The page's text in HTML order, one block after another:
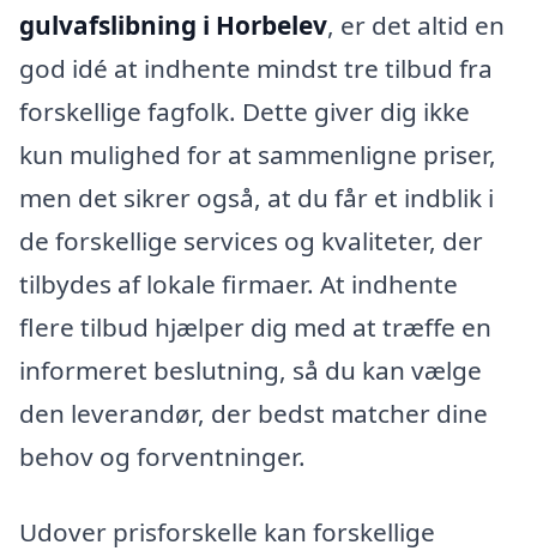
gulvafslibning i Horbelev, er det altid en
god idé at indhente mindst tre tilbud fra
forskellige fagfolk. Dette giver dig ikke
kun mulighed for at sammenligne priser,
men det sikrer også, at du får et indblik i
de forskellige services og kvaliteter, der
tilbydes af lokale firmaer. At indhente
flere tilbud hjælper dig med at træffe en
informeret beslutning, så du kan vælge
den leverandør, der bedst matcher dine
behov og forventninger.
Udover prisforskelle kan forskellige